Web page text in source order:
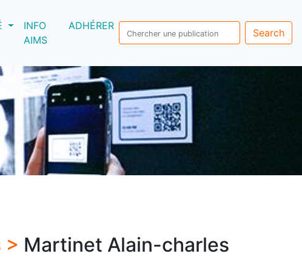
INFO
AIMS
ADHÉRER
Search
> Martinet Alain-charles